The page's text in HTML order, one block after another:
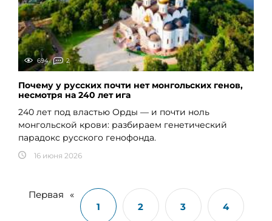
694 2
Почему у русских почти нет монгольских генов,
несмотря на 240 лет ига
240 лет под властью Орды — и почти ноль
монгольской крови: разбираем генетический
парадокс русского генофонда.
16 июня 2026
Первая
«
1
2 3 4